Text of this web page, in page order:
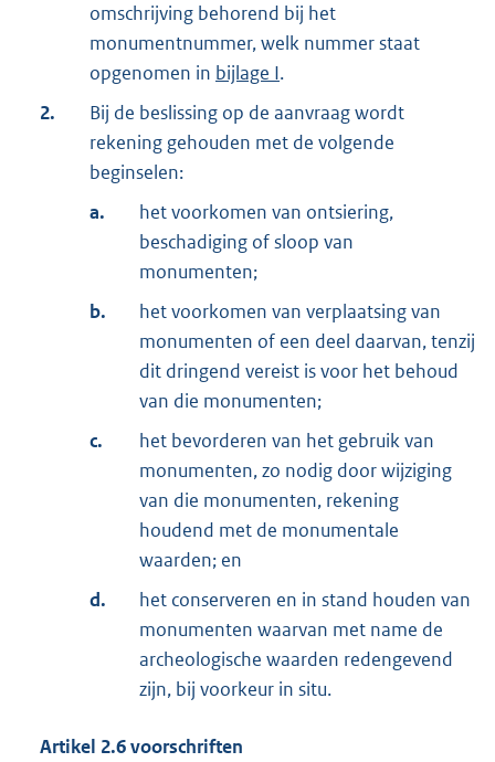
omschrijving behorend bij het
monumentnummer, welk nummer staat
opgenomen in bijlage I.
2.
Bij de beslissing op de aanvraag wordt
rekening gehouden met de volgende
beginselen:
a.
het voorkomen van ontsiering,
beschadiging of sloop van
monumenten;
b.
het voorkomen van verplaatsing van
monumenten of een deel daarvan, tenzij
dit dringend vereist is voor het behoud
van die monumenten;
c.
het bevorderen van het gebruik van
monumenten, zo nodig door wijziging
van die monumenten, rekening
houdend met de monumentale
waarden; en
d.
het conserveren en in stand houden van
monumenten waarvan met name de
archeologische waarden redengevend
zijn, bij voorkeur in situ.
Artikel 2.6voorschriften